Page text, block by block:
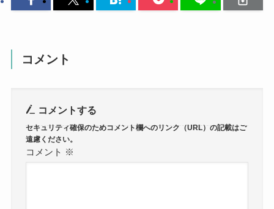
コメント
コメントする
コメント ※